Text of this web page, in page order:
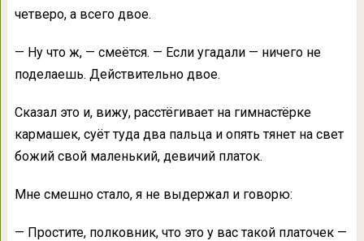
четверо, а всего двое.
— Ну что ж, — смеётся. — Если угадали — ничего не
поделаешь. Действительно двое.
Сказал это и, вижу, расстёгивает на гимнастёрке
кармашек, суёт туда два пальца и опять тянет на свет
божий свой маленький, девичий платок.
Мне смешно стало, я не выдержал и говорю:
— Простите, полковник, что это у вас такой платочек —